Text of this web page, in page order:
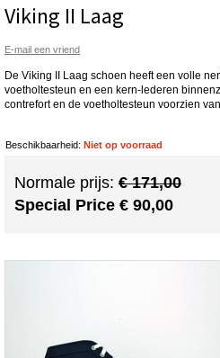
Viking II Laag
E-mail een vriend
De Viking II Laag schoen heeft een volle
voetholtesteun en een kern-lederen
contrefort en de voetholtesteun voorzien
Beschikbaarheid: Niet op voorraad
Normale prijs: € 171,00
Special Price € 90,00